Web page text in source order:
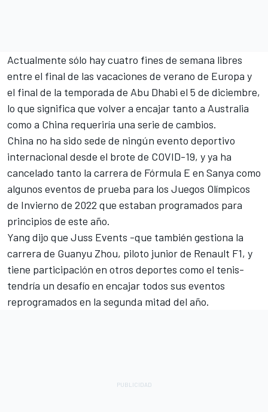
Actualmente sólo hay cuatro fines de semana libres
entre el final de las vacaciones de verano de Europa y
el final de la temporada de Abu Dhabi el 5 de diciembre,
lo que significa que volver a encajar tanto a Australia
como a China requeriría una serie de cambios.
China no ha sido sede de ningún evento deportivo
internacional desde el brote de COVID-19, y ya ha
cancelado tanto la carrera de Fórmula E en Sanya como
algunos eventos de prueba para los Juegos Olímpicos
de Invierno de 2022 que estaban programados para
principios de este año.
Yang dijo que Juss Events -que también gestiona la
carrera de Guanyu Zhou, piloto junior de Renault F1, y
tiene participación en otros deportes como el tenis-
tendría un desafío en encajar todos sus eventos
reprogramados en la segunda mitad del año.